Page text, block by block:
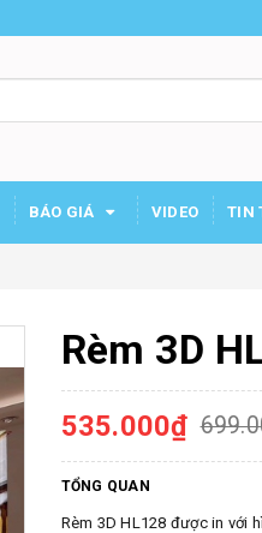
BÁO GIÁ VIDEO TIN
Rèm 3D
535.000₫
TỔNG QUAN
Rèm 3D HL128 được in với